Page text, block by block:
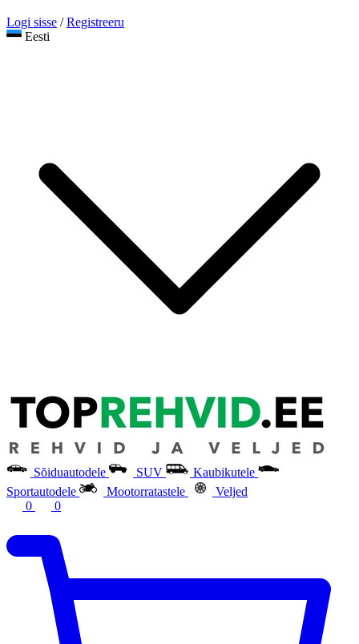
Logi sisse / Registreeru
Eesti
Sõiduautodele SUV
Kaubikutele
Sportautodele
Mootorratastele
Veljed
0
0